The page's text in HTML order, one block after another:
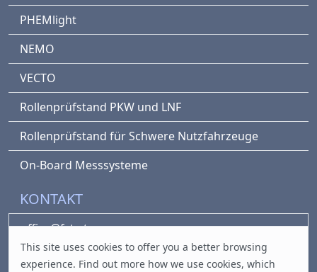
PHEMlight
NEMO
VECTO
Rollenprüfstand PKW und LNF
Rollenprüfstand für Schwere Nutzfahrzeuge
On-Board Messsysteme
KONTAKT
office@fvt.at
Inffeldgasse 19/III
This site uses cookies to offer you a better browsing
experience. Find out more how we use cookies, which